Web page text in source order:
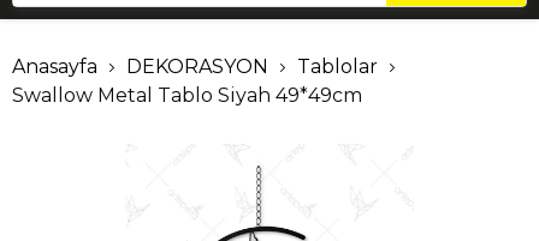
Anasayfa DEKORASYON
Tablolar
Swallow Metal Tablo Siyah 49*49cm